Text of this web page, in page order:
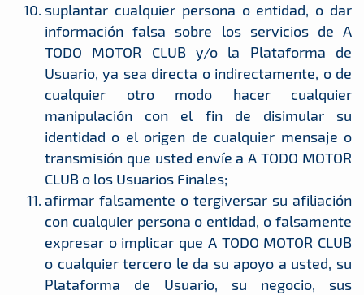
suplantar cualquier persona o entidad, o dar
información falsa sobre los servicios de A
TODO MOTOR CLUB y/o la Plataforma de
Usuario, ya sea directa o indirectamente, o de
cualquier otro modo hacer cualquier
manipulación con el fin de disimular su
identidad o el origen de cualquier mensaje o
transmisión que usted envíe a A TODO MOTOR
CLUB o los Usuarios Finales;
afirmar falsamente o tergiversar su afiliación
con cualquier persona o entidad, o falsamente
expresar o implicar que A TODO MOTOR CLUB
o cualquier tercero le da su apoyo a usted, su
Plataforma de Usuario, su negocio, sus